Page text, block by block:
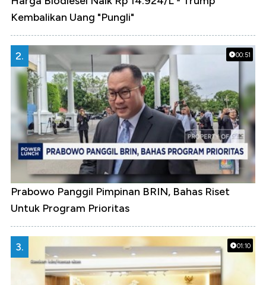
Kembalikan Uang "Pungli"
00:51
2.
Prabowo Panggil Pimpinan BRIN, Bahas Riset
Untuk Program Prioritas
01:10
3.